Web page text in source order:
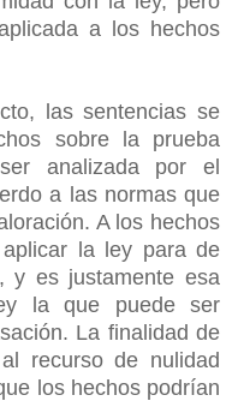
a los hechos
las sentencias se
sobre la prueba
analizada por el
a las normas que
A los hechos
la ley para de
y es justamente esa
la que puede ser
La finalidad de
recurso de nulidad
los hechos podrían